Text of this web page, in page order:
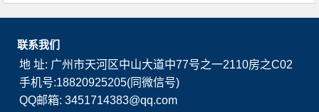
联系我们
地 址: 广州市天河区中山大道中77号之一2110房之C02
手机号:18820925205(同微信号)
QQ邮箱: 3451714383@qq.com